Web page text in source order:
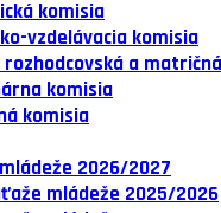
komisia
vzdelávacia komisia
rozhodcovská a matričná
komisia
komisia
2026/2027
mládeže 2025/2026